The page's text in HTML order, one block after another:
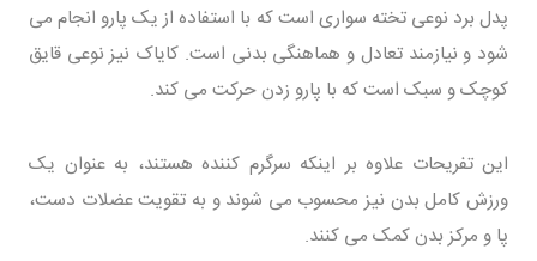
پدل برد نوعی تخته سواری است که با استفاده از یک پارو انجام می
شود و نیازمند تعادل و هماهنگی بدنی است. کایاک نیز نوعی قایق
کوچک و سبک است که با پارو زدن حرکت می کند.
این تفریحات علاوه بر اینکه سرگرم کننده هستند، به عنوان یک
ورزش کامل بدن نیز محسوب می شوند و به تقویت عضلات دست،
پا و مرکز بدن کمک می کنند.